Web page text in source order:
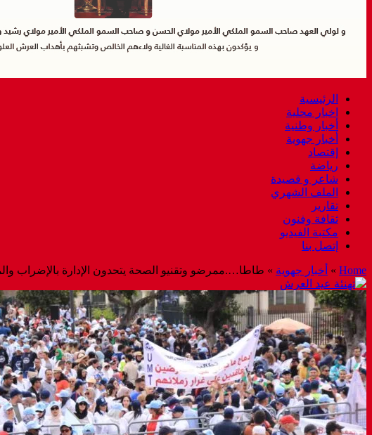
الرئيسية
اخبار محلية
أخبار وطنية
أخبار جهوية
إقتصاد
رياضة
شاعر و قصيدة
الملف الشهري
تقارير
ثقافة وفنون
مكتبة الفيديو
إتصل بنا
Home
» أخبار جهوية » طاطا….ممرضو وتقنيو الصحة يتحدون الإدارة بالإضراب